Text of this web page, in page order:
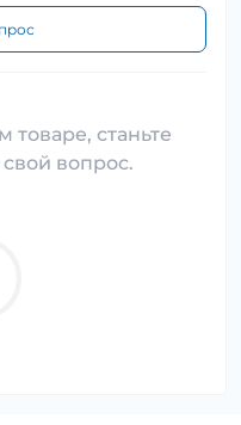
товаре, станьте
вопрос.